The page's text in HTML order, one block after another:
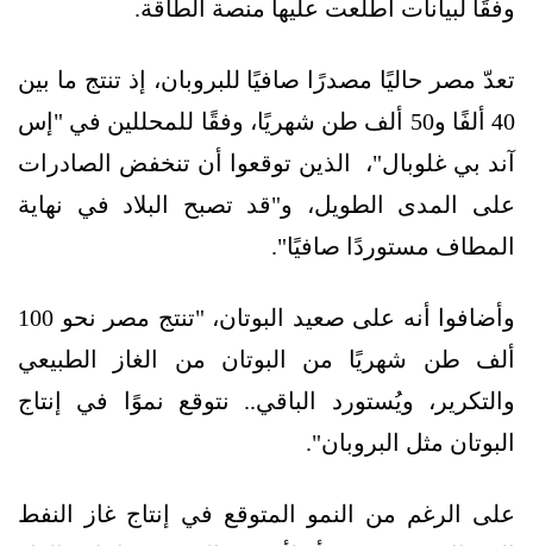
وفقًا لبيانات اطّلعت عليها منصة الطاقة.
تعدّ مصر حاليًا مصدرًا صافيًا للبروبان، إذ تنتج ما بين
40 ألفًا و50 ألف طن شهريًا، وفقًا للمحللين في "إس
آند بي غلوبال"، الذين توقعوا أن تنخفض الصادرات
على المدى الطويل، و"قد تصبح البلاد في نهاية
المطاف مستوردًا صافيًا".
وأضافوا أنه على صعيد البوتان، "تنتج مصر نحو 100
ألف طن شهريًا من البوتان من الغاز الطبيعي
والتكرير، ويُستورد الباقي.. نتوقع نموًا في إنتاج
البوتان مثل البروبان".
على الرغم من النمو المتوقع في إنتاج غاز النفط